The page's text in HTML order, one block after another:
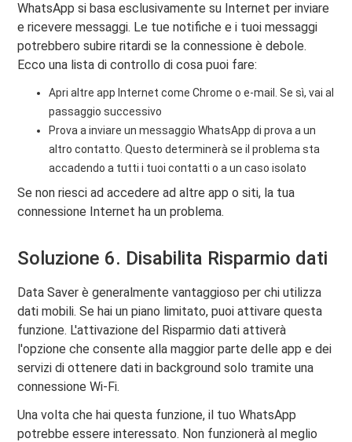
WhatsApp si basa esclusivamente su Internet per inviare
e ricevere messaggi. Le tue notifiche e i tuoi messaggi
potrebbero subire ritardi se la connessione è debole.
Ecco una lista di controllo di cosa puoi fare:
Apri altre app Internet come Chrome o e-mail. Se sì, vai al
passaggio successivo
Prova a inviare un messaggio WhatsApp di prova a un
altro contatto. Questo determinerà se il problema sta
accadendo a tutti i tuoi contatti o a un caso isolato
Se non riesci ad accedere ad altre app o siti, la tua
connessione Internet ha un problema.
Soluzione 6. Disabilita Risparmio dati
Data Saver è generalmente vantaggioso per chi utilizza
dati mobili. Se hai un piano limitato, puoi attivare questa
funzione. L'attivazione del Risparmio dati attiverà
l'opzione che consente alla maggior parte delle app e dei
servizi di ottenere dati in background solo tramite una
connessione Wi-Fi.
Una volta che hai questa funzione, il tuo WhatsApp
potrebbe essere interessato. Non funzionerà al meglio